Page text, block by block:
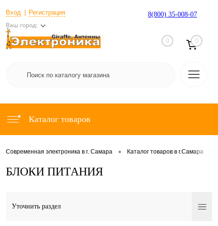
Вход Регистрация
Ваш город:
8(800) 35-008-07
0 0
Каталог товаров
Современная электроника в г. Самара • Каталог товаров в г.Самара
БЛОКИ ПИТАНИЯ
Уточнить раздел